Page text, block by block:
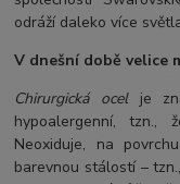
odráží daleko více
V dnešní době velice
Chirurgická ocelje
hypoalergenní, tzn.,
Neoxiduje, na
barevnou stálostí –